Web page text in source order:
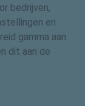
bedrijven,
en
gamma aan
dit aan de